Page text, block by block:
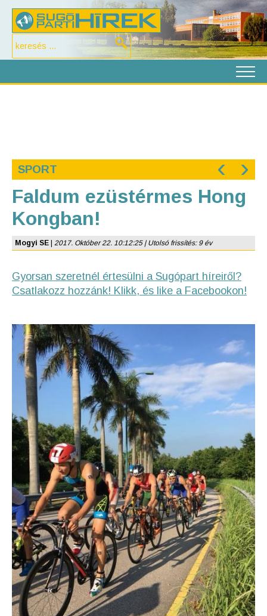
SPORT ‹ ›
Faldum ezüstérmes Hong
Kongban!
Mogyi SE 2017. Október 22. 10:12:25 | Utolsó frissítés: 9 év
Gyorsan szeretnél értesülni a Sugópart híreiről?
Csatlakozz hozzánk! Klikk, és like a Facebookon!